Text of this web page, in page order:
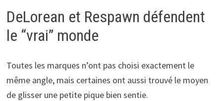
DeLorean et Respawn défendent
le “vrai” monde
Toutes les marques n’ont pas choisi exactement le
même angle, mais certaines ont aussi trouvé le moyen
de glisser une petite pique bien sentie.